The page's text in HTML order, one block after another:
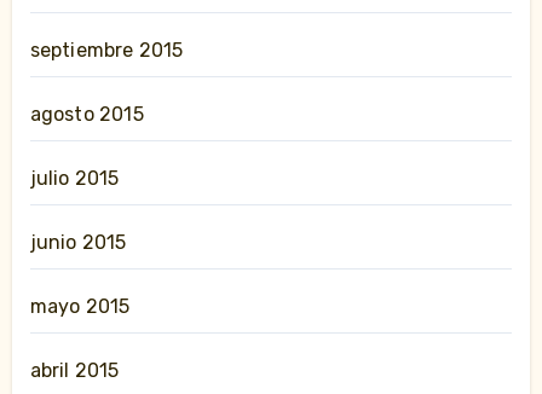
septiembre 2015
agosto 2015
julio 2015
junio 2015
mayo 2015
abril 2015